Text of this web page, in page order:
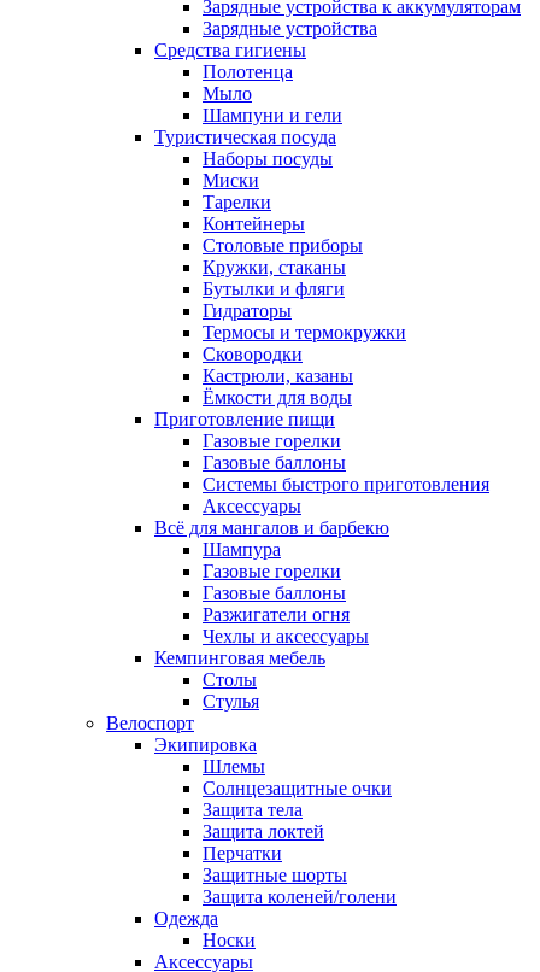
Зарядные устройства к аккумуляторам
Зарядные устройства
Средства гигиены
Полотенца
Мыло
Шампуни и гели
Туристическая посуда
Наборы посуды
Миски
Тарелки
Контейнеры
Столовые приборы
Кружки, стаканы
Бутылки и фляги
Гидраторы
Термосы и термокружки
Сковородки
Кастрюли, казаны
Ёмкости для воды
Приготовление пищи
Газовые горелки
Газовые баллоны
Системы быстрого приготовления
Аксессуары
Всё для мангалов и барбекю
Шампура
Газовые горелки
Газовые баллоны
Разжигатели огня
Чехлы и аксессуары
Кемпинговая мебель
Столы
Стулья
Велоспорт
Экипировка
Шлемы
Солнцезащитные очки
Защита тела
Защита локтей
Перчатки
Защитные шорты
Защита коленей/голени
Одежда
Носки
Аксессуары